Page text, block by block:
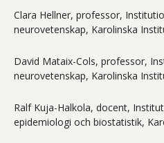
Clara Hellner, professor,
neurovetenskap, Karolinska
David Mataix-Cols, professor,
neurovetenskap, Karolinska
Ralf Kuja-Halkola, docent,
epidemiologi och biostatistik,